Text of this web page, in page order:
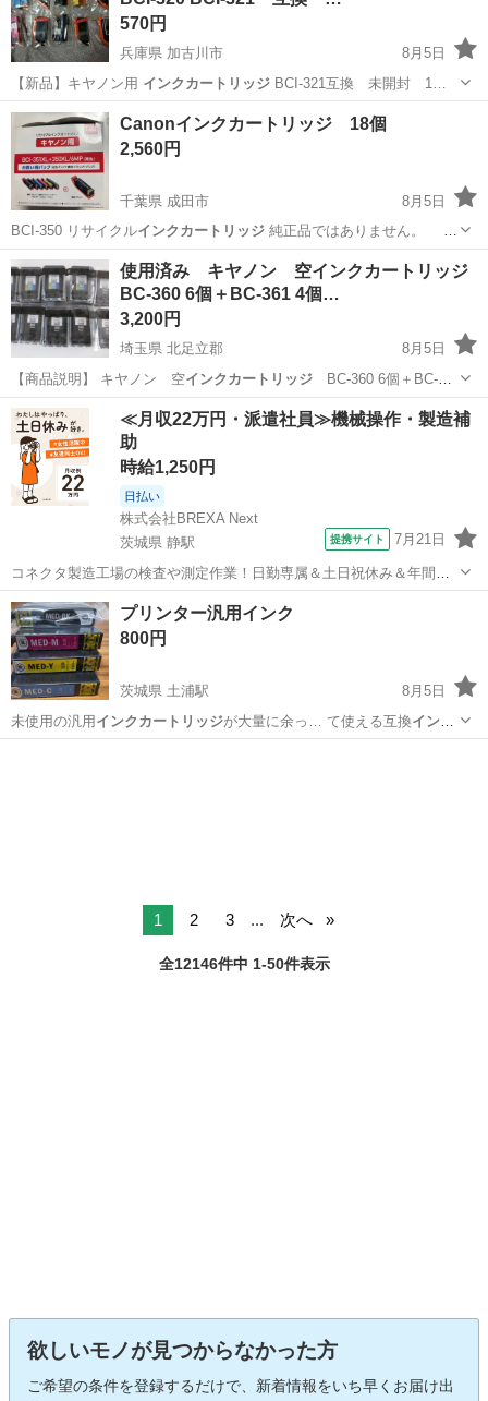
570円
兵庫県 加古川市
8月5日
【新品】キヤノン用 インクカートリッジBCI-321互換 未開封 1…
兵庫 加古川市 プリンター
Canonインクカートリッジ 18個
2,560円
千葉県 成田市
8月5日
BCI-350 リサイクルインクカートリッジ純正品ではありません。 全
て…
千葉 成田市 プリンター インクカートリッジ
使用済み キヤノン 空インクカートリッジ
BC-360 6個＋BC-361 4個…
3,200円
埼玉県 北足立郡
8月5日
【商品説明】 キヤノン 空インクカートリッジBC-360 6個＋BC-
36…
埼玉 北足立郡 OA用品
≪月収22万円・派遣社員≫機械操作・製造補
助
時給1,250円
日払い
株式会社BREXA Next
茨城県 静駅
提携サイト 7月21日
コネクタ製造工場の検査や測定作業！日勤専属＆土日祝休み＆年間休
日128日★クリーンルーム内作業★マイカー通勤OK＆無料駐車場あり
★就業先食堂利用可！日払い制度あり！《茨城県常陸大宮市》 人気の
工場のお仕事 ◇コネクタ製造工...
茨城 常陸大宮市 静駅 その他
プリンター汎用インク
800円
茨城県 土浦駅
8月5日
未使用の汎用インクカートリッジが大量に余っ… て使える互換インク
カートリッジです。 ･４…
1 2 3 ... 次へ
全12146件中 1-50件表示
欲しいモノが見つからなかった方
ご希望の条件を登録するだけで、新着情報をいち早くお届け出